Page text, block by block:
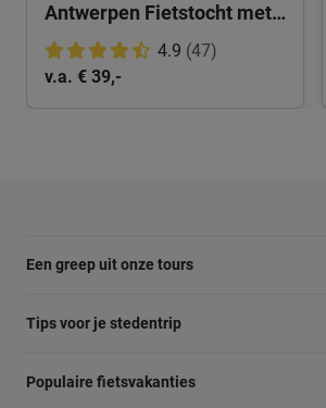
Antwerpen Fietstocht met privégids
4.9 (47)
v.a. € 39,-
Een greep uit onze tours
Barcelona Panorama tour
Dublin fietstour
Tips voor je stedentrip
Wat te doen in Amsterdam
Populaire fietsvakanties